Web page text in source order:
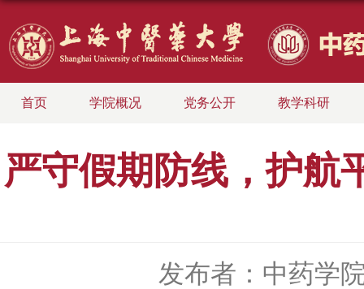
首页 学院概况 党务公开 教学科研
严守假期防线，护
发布者：中药学